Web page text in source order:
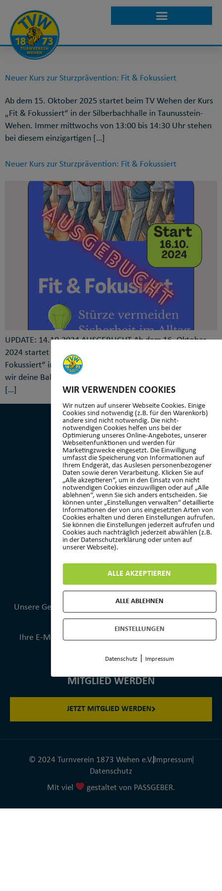
SCHLAGWORT:
Neuer Kurs zur Sturzprävention: Fit & Fokussiert
Ab dem 15. Oktober 2025 startet beim TV Wehen der Kurs
„Fit & Fokussiert“ in der Silberbachhalle in Taunusstein-
Wehen. Immer mittwochs von 13:00 bis 14:30 Uhr stehen
bei diesem einzigartigen […]
Neuer Kurs zur Sturzprävention: Fit & Fokussiert
UPDATE: 14.10.2024 AUSGEBUCHT Ab dem 16. Oktober
2024 startet unser neuer Sturzpräventionskurs: „Fit &
Fokussiert“ in Taunusstein-Wehen! In 10 Einheiten fördern
wir deine Balance und geistige Fitness, um Stürzen gezielt
[…]
KONTAKT
Turnverein 1873 Wehen e.V.
Geschäftsstelle
Platter Str. 13b
65232 Taunusstein
Geschäftsstelle geöffnet:
Dienstag von 16:30 bis 18:00 Uhr
Telefon: 01573 0776954
Mail: kontakt@tvwehen.de
Unsere Geschäftsstelle bleibt an Feiertagen und in den
Schulferien geschlossen.
Ihre E-Mail wird in jeder Zeit aber gelesen und auch
MITGLIED WERDEN
JETZT MITGLIED WERDEN
© 2024 Turnverein 1873 Wehen e.V. Impressum
Datenschutz
Mit viel
gestaltet von PASSGEBER.
WIR VERWENDEN COOKIES
Wir nutzen auf unserer Webseite Cookies. Einige
Cookies sind notwendig (z.B. für den Warenkorb)
andere sind nicht notwendig. Die nicht-
notwendigen Cookies helfen uns bei der
Optimierung unseres Online-Angebotes, unserer
Webseitenfunktionen und werden für
Marketingzwecke eingesetzt. Die Einwilligung
umfasst die Speicherung von Informationen auf
Ihrem Endgerät, das Auslesen personenbezogener
Daten sowie deren Verarbeitung. Klicken Sie auf
„Alle akzeptieren“, um in den Einsatz von nicht
notwendigen Cookies einzuwilligen oder auf „Alle
ablehnen“, wenn Sie sich anders entscheiden. Sie
können unter „Einstellungen verwalten“ detaillierte
Informationen der von uns eingesetzten Arten von
Cookies erhalten und deren Einstellungen aufrufen.
Sie können die Einstellungen jederzeit aufrufen und
Cookies auch nachträglich jederzeit abwählen (z.B.
in der Datenschutzerklärung oder unten auf
unserer Webseite).
ALLE AKZEPTIEREN
ALLE ABLEHNEN
EINSTELLUNGEN
Datenschutz| Impressum